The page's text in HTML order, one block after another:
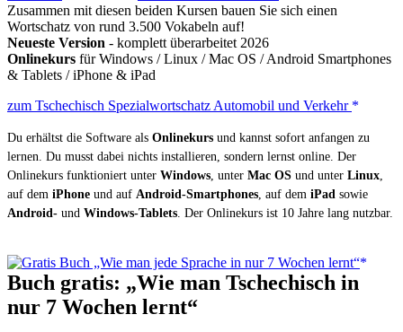
Zusammen mit diesen beiden Kursen bauen Sie sich einen
Wortschatz von rund 3.500 Vokabeln auf!
Neueste Version - komplett überarbeitet 2026
Onlinekurs für Windows / Linux / Mac OS / Android Smartphones
& Tablets / iPhone & iPad
zum Tschechisch Spezialwortschatz Automobil und Verkehr
Du erhältst die Software als Onlinekurs und kannst sofort anfangen zu
lernen. Du musst dabei nichts installieren, sondern lernst online. Der
Onlinekurs funktioniert unter Windows , unter Mac OS und unter Linux
auf dem iPhone und auf Android-Smartphones , auf dem iPad sowie
Android- und Windows-Tablets . Der Onlinekurs ist 10 Jahre lang nutzbar.
Buch gratis: „Wie man Tschechisch in
nur 7 Wochen lernt“